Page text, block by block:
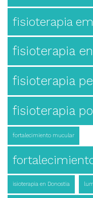
fisioterapia
fisioterapia
fisioterapia
fisioterapia
fortalecimiento mucular
isioterapia en Donostia